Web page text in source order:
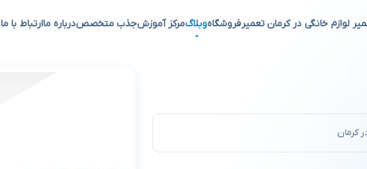
لوازم خانگی در کرمان تعمیرفروشگاهوبلاگمرکز آموزشجذب متخصصدرباره ماارتباط با ما
کرمان